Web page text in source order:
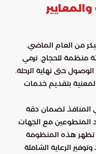
من العام الماضي.
منظمة للحجاج. ترمي
حتى نهاية الرحلة.
بتقديم خدمات
المنافذ لضمان دقة
المتطوعين مع الجهات
تظهر هذه المنظومة
الرعاية الشاملة